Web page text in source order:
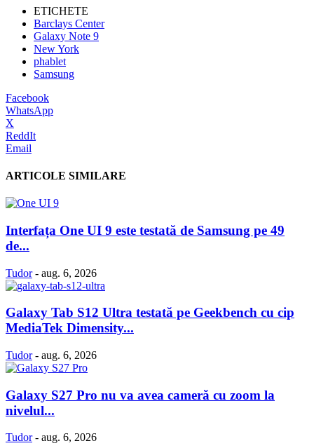
ETICHETE
Barclays Center
Galaxy Note 9
New York
phablet
Samsung
Facebook
WhatsApp
X
ReddIt
Email
ARTICOLE SIMILARE
Interfața One UI 9 este testată de Samsung pe 49
de...
Tudor - aug. 6, 2026
Galaxy Tab S12 Ultra testată pe Geekbench cu cip
MediaTek Dimensity...
Tudor - aug. 6, 2026
Galaxy S27 Pro nu va avea cameră cu zoom la
nivelul...
Tudor - aug. 6, 2026